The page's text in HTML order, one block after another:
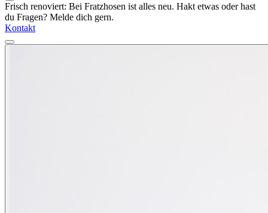
Frisch renoviert: Bei Fratzhosen ist alles neu. Hakt etwas oder hast
du Fragen? Melde dich gern.
Kontakt